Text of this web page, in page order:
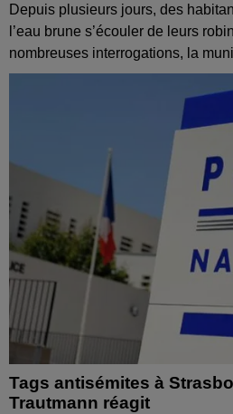
Depuis plusieurs jours, des
l’eau brune s’écouler de leurs
nombreuses interrogations, la
Tags antisémites à
Trautmann réagit